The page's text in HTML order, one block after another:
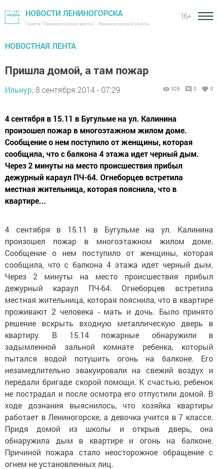
НОВОСТИ ЛЕНИНОГОРСКА
Газета "Лениногорские вести" - Лениногорский район
16+
НОВОСТНАЯ ЛЕНТА
Пришла домой, а там пожар
Ильнур, 8 сентября 2014 - 07:29 326 0 0
4 сентября в 15.11 в Бугульме на ул. Калинина
произошел пожар в многоэтажном жилом доме.
Сообщение о нем поступило от женщины, которая
сообщила, что с балкона 4 этажа идет черный дым.
Через 2 минуты на место происшествия прибыл
дежурный караул ПЧ-64. Огнеборцев встретила
местная жительница, которая пояснила, что в
квартире...
4 сентября в 15.11 в Бугульме на ул. Калинина
произошел пожар в многоэтажном жилом доме.
Сообщение о нем поступило от женщины, которая
сообщила, что с балкона 4 этажа идет черный дым.
Через 2 минуты на место происшествия прибыл
дежурный караул ПЧ-64. Огнеборцев встретила
местная жительница, которая пояснила, что в квартире
проживают 2 человека - мать и дочь. Было принято
решение вскрыть входную металлическую дверь в
квартиру. В 15.14 пожарные обнаружили в
задымленной зальной комнате ребенка, который
пытался водой потушить огонь на балконе. Его
незамедлительно эвакуировали на свежий воздух и
передали бригаде скорой помощи. К счастью, ребенок
не пострадал и после осмотра его отпустили домой. В
ходе дознания выяснилось, что хозяйка квартиры
работает в Лениногорске, а девочка учится в 7 классе.
Придя домой из школы и открыв дверь, она
обнаружила дым в квартире и огонь на балконе.
Причиной пожара стало неосторожное обращение с
огнем не установленных лиц.